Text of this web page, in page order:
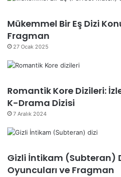
Mükemmel Bir Eş Dizi
Fragman
27 Ocak 2025
Romantik Kore Dizileri:
K-Drama Dizisi
7 Aralık 2024
Gizli İntikam (Subteran)
Oyuncuları ve Fragman